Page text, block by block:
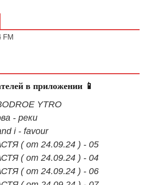
FM
в приложении 📱
YTRO
- реки
i - favour
( от 24.09.24 ) - 05
( от 24.09.24 ) - 04
( от 24.09.24 ) - 06